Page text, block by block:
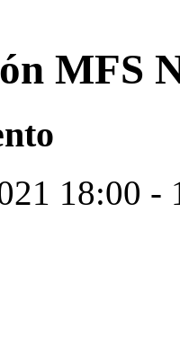
MFS
18:00 -